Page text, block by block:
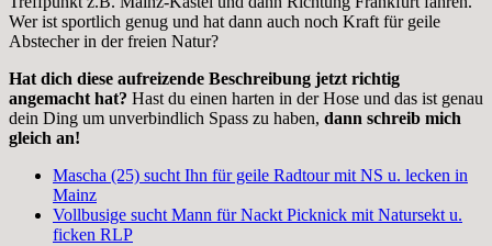
Wer ist sportlich genug und hat dann auch noch Kraft für geile
Abstecher in der freien Natur?
Hat dich diese aufreizende Beschreibung jetzt richtig
angemacht hat? Hast du einen harten in der Hose und das ist genau
dein Ding um unverbindlich Spass zu haben, dann schreib mich
gleich an!
Mascha (25) sucht Ihn für geile Radtour mit NS u. lecken in
Mainz
Vollbusige sucht Mann für Nackt Picknick mit Natursekt u.
ficken RLP